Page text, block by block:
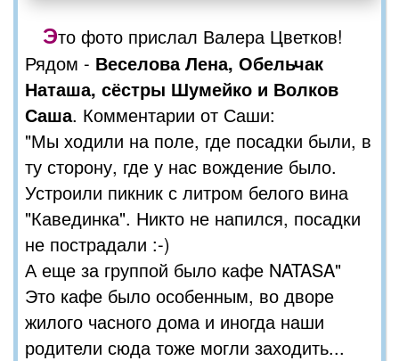
Это фото прислал Валера Цветков!
Рядом - Веселова Лена, Обельчак
Наташа, сёстры Шумейко и Волков
Саша . Комментарии от Саши:
"Мы ходили на поле, где посадки были, в
ту сторону, где у нас вождение было.
Устроили пикник с литром белого вина
"Кавединка". Никто не напился, посадки
не пострадали :-)
А еще за группой было кафе NATASA"
Это кафе было особенным, во дворе
жилого часного дома и иногда наши
родители сюда тоже могли заходить...